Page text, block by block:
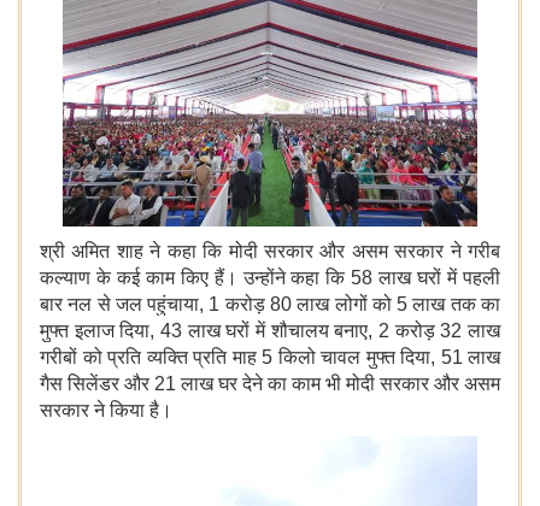
श्री अमित शाह ने कहा कि मोदी सरकार और असम सरकार ने गरीब
कल्याण के कई काम किए हैं। उन्होंने कहा कि 58 लाख घरों में पहली
बार नल से जल पहुंचाया, 1 करोड़ 80 लाख लोगों को 5 लाख तक का
मुफ्त इलाज दिया, 43 लाख घरों में शौचालय बनाए, 2 करोड़ 32 लाख
गरीबों को प्रति व्यक्ति प्रति माह 5 किलो चावल मुफ्त दिया, 51 लाख
गैस सिलेंडर और 21 लाख घर देने का काम भी मोदी सरकार और असम
सरकार ने किया है।